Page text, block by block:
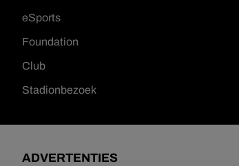
eSports
Foundation
Club
Stadionbezoek
ADVERTENTIES